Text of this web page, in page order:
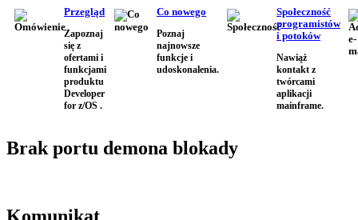
Przegląd
Zapoznaj
się z
ofertami i
funkcjami
produktu
Developer
for z/OS .
Co nowego
Poznaj
najnowsze
funkcje i
udoskonalenia.
Społeczność
programistów
i potoków
Nawiąż
kontakt z
twórcami
aplikacji
mainframe.
Brak portu demona blokady